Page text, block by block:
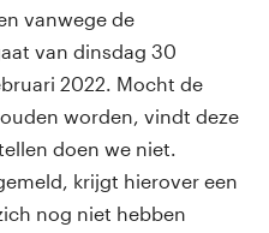
vanwege de
van dinsdag 30
2022. Mocht de
worden, vindt deze
doen we niet.
krijgt hierover een
nog niet hebben